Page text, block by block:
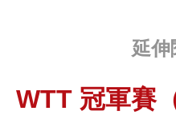
延
WTT 冠軍賽